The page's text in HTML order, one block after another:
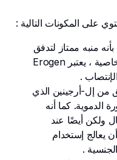
منبه ممتاز لتدفق
الدم في القضيب . بفضل هذه الخاصية ، يعتبر Erogen
من إل-أرجينين الذي
الدموية. كما أنه
ولكن أيضًا عند
يعالج إستخدام